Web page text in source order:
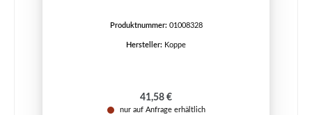
Produktnummer: 01008328
Hersteller: Koppe
Regulärer Preis:
41,58 €
nur auf Anfrage erhältlich